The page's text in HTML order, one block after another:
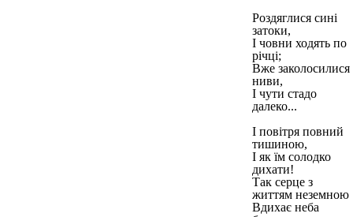
Роздяглися сині
затоки,
І човни ходять по
річці;
Вже заколосилися
ниви,
І чути стадо
далеко...
І повітря повний
тишиною,
І як їм солодко
дихати!
Так серце з
життям неземною
Вдихає неба